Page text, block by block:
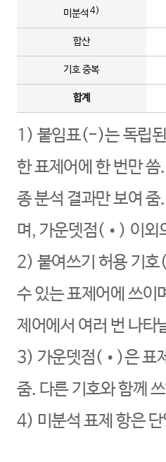
미분석 4)
합산
기호 중복
합계
1) 붙임표(-)는 독립된
한 표제어에 한 번만
종 분석 결과만 보여
며, 가운뎃점(•) 이외
2) 붙여쓰기 허용 기호
수 있는 표제어에 쓰이
제어에서 여러 번 나타
3) 가운뎃점(•)은 표
줌. 다른 기호와 함께
4) 미분석 표제 항은